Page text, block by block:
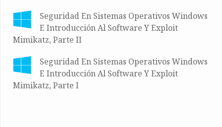
Seguridad En Sistemas Operativos Windows
E Introducción Al Software Y Exploit
Mimikatz, Parte II
Seguridad En Sistemas Operativos Windows
E Introducción Al Software Y Exploit
Mimikatz, Parte I